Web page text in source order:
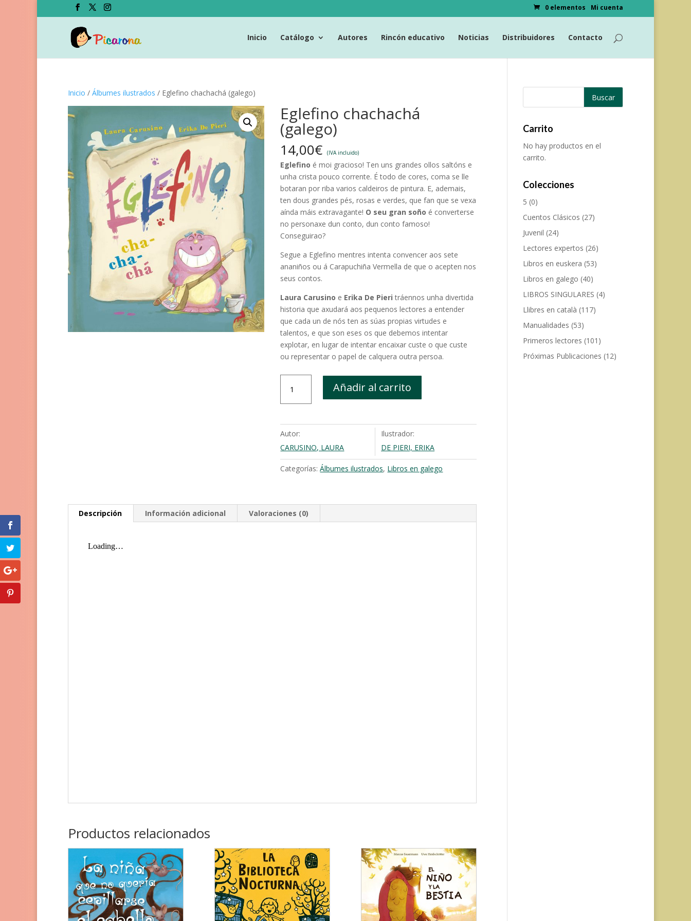
Mi cuenta
0 elementos
Inicio Catálogo Autores Rincón educativo Noticias Distribuidores Contacto
Inicio / Álbumes ilustrados / Eglefino chachachá (galego)
Eglefino chachachá
(galego)
14,00€ (IVA incluido)
Eglefino é moi gracioso! Ten uns grandes ollos saltóns e
unha crista pouco corrente. É todo de cores, coma se lle
botaran por riba varios caldeiros de pintura. E, ademais,
ten dous grandes pés, rosas e verdes, que fan que se vexa
aínda máis extravagante! O seu gran soño é converterse
no personaxe dun conto, dun conto famoso!
Conseguirao?
Segue a Eglefino mentres intenta convencer aos sete
ananiños ou á Carapuchiña Vermella de que o acepten nos
seus contos.
Laura Carusino e Erika De Pieri tráennos unha divertida
historia que axudará aos pequenos lectores a entender
que cada un de nós ten as súas propias virtudes e
talentos, e que son eses os que debemos intentar
explotar, en lugar de intentar encaixar custe o que custe
ou representar o papel de calquera outra persoa.
chachachá
(galego)
Añadir al carrito
Autor:
CARUSINO, LAURA
Ilustrador:
DE PIERI, ERIKA
Categorías:Álbumes ilustrados, Libros en galego
Descripción Información adicional Valoraciones (0)
Productos relacionados
Carrito
No hay productos en el
carrito.
Colecciones
5 (0)
Cuentos Clásicos (27)
Juvenil (24)
Lectores expertos (26)
Libros en euskera (53)
Libros en galego (40)
LIBROS SINGULARES (4)
Llibres en català (117)
Manualidades (53)
Primeros lectores (101)
Próximas Publicaciones (12)